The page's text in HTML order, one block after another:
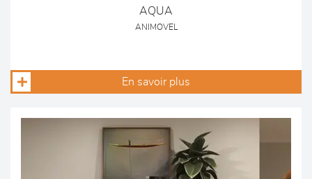
AQUA
ANIMOVEL
En savoir plus